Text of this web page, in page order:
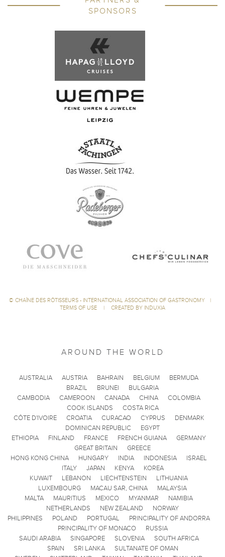
SPONSORS
© CHAÎNE DES RÔTISSEURS - INTERNATIONAL ASSOCIATION OF GASTRONOMY
|
TERMS OF USE
| CREATED BY INDUXIA
AROUND THE WORLD
AUSTRALIA AUSTRIA BAHRAIN BELGIUM
BERMUDA
BRAZIL
BRUNEI
BULGARIA
CAMBODIA
CAMEROON CANADA CHINA
COLOMBIA
COOK ISLANDS
COSTA RICA
CÔTE D'IVOIRE
CROATIA CURACAO CYPRUS
DENMARK
DOMINICAN REPUBLIC
EGYPT
ETHIOPIA
FINLAND FRANCE FRENCH GUIANA
GERMANY
GREAT BRITAIN
GREECE
HONG KONG CHINA
HUNGARY INDIA INDONESIA
ISRAEL
ITALY
JAPAN KENYA
KOREA
KUWAIT
LEBANON LIECHTENSTEIN
LITHUANIA
LUXEMBOURG
MACAU SAR, CHINA
MALAYSIA
MALTA
MAURITIUS MEXICO MYANMAR
NAMIBIA
NETHERLANDS
NEW ZEALAND
NORWAY
PHILIPPINES
POLAND PORTUGAL
PRINCIPALITY OF ANDORRA
PRINCIPALITY OF MONACO
RUSSIA
SAUDI ARABIA
SINGAPORE SLOVENIA
SOUTH AFRICA
SPAIN
SRI LANKA
SULTANATE OF OMAN